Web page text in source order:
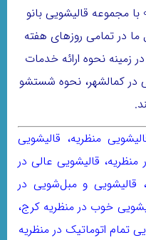
می‌توانید با شماره‌ تلفن 02634118 با مجموعه قالیشویی بانو
در تمامی روزهای هفته
زمینه نحوه ارائه خدمات
در کمالشهر، نحوه شستشو
منظریه، قالیشویی
قالیشویی عالی در
قالیشویی و مبل‌شویی در
خوب در منظریه کرج،
تمام اتوماتیک در منظریه